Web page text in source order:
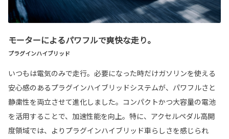
モーターによるパワフルで爽快な走り。
プラグインハイブリッド
いつもは電気のみで走行。必要になった時だけガソリンを使える
安心感のあるプラグインハイブリッドシステムが、パワフルさと
静粛性を両立させて進化しました。コンパクトかつ大容量の電池
を活用することで、加速性能を向上。特に、アクセルペダル高開
度領域では、よりプラグインハイブリッド車らしさを感じられ